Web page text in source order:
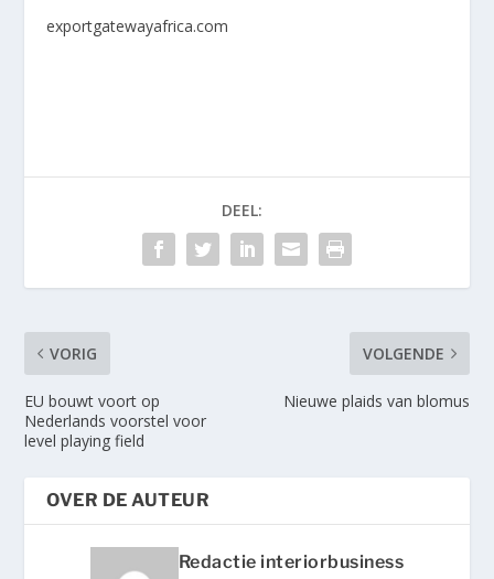
exportgatewayafrica.com
DEEL:
VORIG
EU bouwt voort op
Nederlands voorstel voor
level playing field
VOLGENDE
Nieuwe plaids van blomus
OVER DE AUTEUR
Redactie interiorbusiness